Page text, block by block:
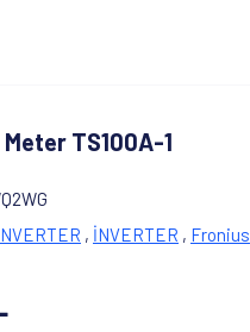
TS100A-1
, İNVERTER , Fronius